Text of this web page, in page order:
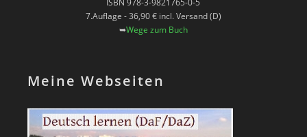
ISBN 978-3-9821765-0-5
7.Auflage - 36,90 € incl. Versand (D)
➥Wege zum Buch
Meine Webseiten